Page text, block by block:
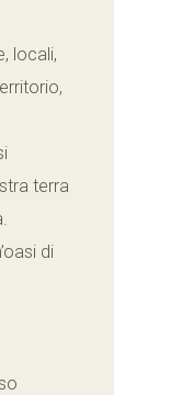
locali,
terra
di